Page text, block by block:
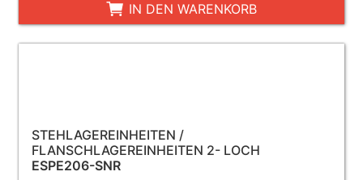
IN DEN WARENKORB
STEHLAGEREINHEITEN /
FLANSCHLAGEREINHEITEN 2- LOCH
ESPE206-SNR